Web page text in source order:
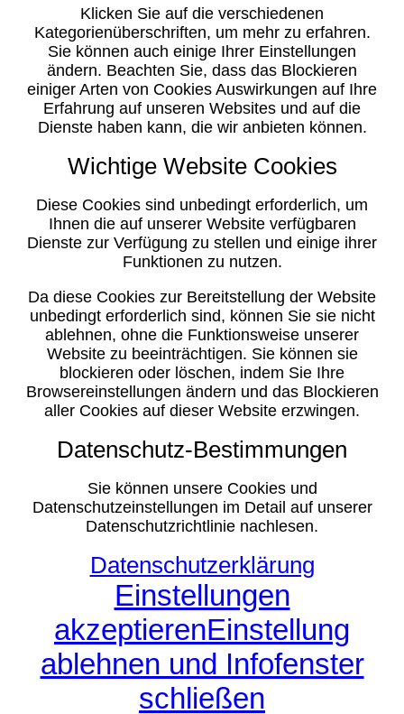
Klicken Sie auf die verschiedenen
Kategorienüberschriften, um mehr zu erfahren.
Sie können auch einige Ihrer Einstellungen
ändern. Beachten Sie, dass das Blockieren
einiger Arten von Cookies Auswirkungen auf Ihre
Erfahrung auf unseren Websites und auf die
Dienste haben kann, die wir anbieten können.
Wichtige Website Cookies
Diese Cookies sind unbedingt erforderlich, um
Ihnen die auf unserer Website verfügbaren
Dienste zur Verfügung zu stellen und einige ihrer
Funktionen zu nutzen.
Da diese Cookies zur Bereitstellung der Website
unbedingt erforderlich sind, können Sie sie nicht
ablehnen, ohne die Funktionsweise unserer
Website zu beeinträchtigen. Sie können sie
blockieren oder löschen, indem Sie Ihre
Browsereinstellungen ändern und das Blockieren
aller Cookies auf dieser Website erzwingen.
Datenschutz-Bestimmungen
Sie können unsere Cookies und
Datenschutzeinstellungen im Detail auf unserer
Datenschutzrichtlinie nachlesen.
Datenschutzerklärung
Einstellungen
akzeptierenEinstellung
ablehnen und Infofenster
schließen